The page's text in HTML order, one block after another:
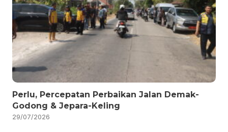
Perlu, Percepatan Perbaikan Jalan Demak-
Godong & Jepara-Keling
29/07/2026